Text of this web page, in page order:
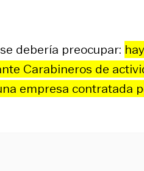
debería preocupar:
Carabineros de
empresa contratada